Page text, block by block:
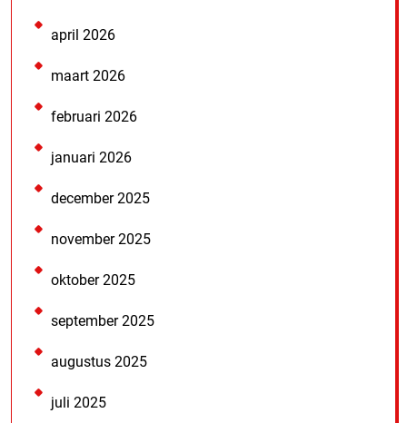
april 2026
maart 2026
februari 2026
januari 2026
december 2025
november 2025
oktober 2025
september 2025
augustus 2025
juli 2025